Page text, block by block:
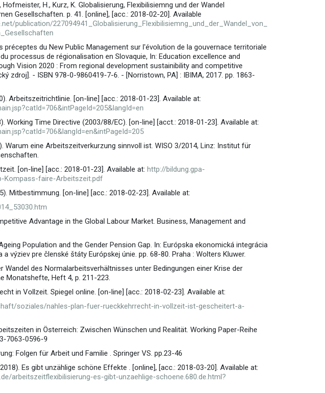
Hofmeister, H., Kurz, K. Globalisierung, Flexibilisiemng und der Wandel
Gesellschaften. p. 41. [online], [acc.: 2018-02-20]. Available
publication/227094941_Globalisierung_Flexibilisiemng_und_der_Wandel_von_
préceptes du New Public Management sur l'évolution de la gouvernace territoriale
processus de régionalisation en Slovaquie, In: Education excellence and
Vision 2020 : From regional development sustainibility and competitive
zdroj]. - ISBN 978-0-9860419-7-6. - [Norristown, PA] : IBIMA, 2017. pp. 1863-
Arbeitszeitrichtlinie. [on-line] [acc.: 2018-01-23]. Available at:
Working Time Directive (2003/88/EC). [on-line] [acct.: 2018-01-23]. Available at:
Warum eine Arbeitszeitverkurzung sinnvoll ist. WISO 3/2014, Linz: Institut für
[on-line] [acc.: 2018-01-23]. Available at: http://bildung.gpa-
Kompass-faire-Arbeitszeit.pdf
Mitbestimmung. [on-line] [acc.: 2018-02-23]. Available at:
Advantage in the Global Labour Market. Business, Management and
Population and the Gender Pension Gap. In: Európska ekonomická integrácia
výziev pre členské štáty Európskej únie. pp. 68-80. Praha : Wolters Kluwer.
Wandel des Normalarbeitsverhältnisses unter Bedingungen einer Krise der
Monatshefte, Heft 4, p. 211-223.
in Vollzeit. Spiegel online. [on-line] [acc.: 2018-02-23]. Available at:
soziales/nahles-plan-fuer-rueckkehrrecht-in-vollzeit-ist-gescheitert-a-
in Österreich: Zwischen Wünschen und Realität. Working Paper-Reihe
7063-0596-9
Folgen für Arbeit und Familie . Springer VS. pp.23-46
Es gibt unzählige schöne Effekte . [online], [acc.: 2018-03-20]. Available at:
arbeitszeitflexibilisierung-es-gibt-unzaehlige-schoene.680.de.html?